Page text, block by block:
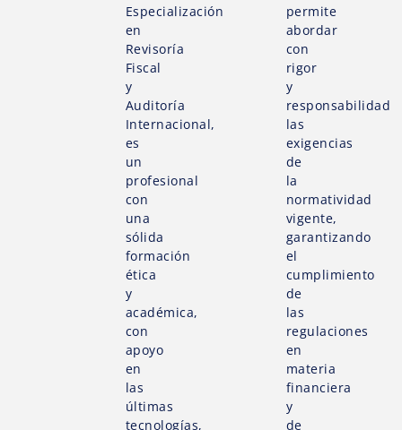
Especialización
en
Revisoría
Fiscal
y
Auditoría
Internacional,
es
un
profesional
con
una
sólida
formación
ética
y
académica,
con
apoyo
en
las
últimas
tecnologías,
permite
abordar
con
rigor
y
responsabilidad
las
exigencias
de
la
normatividad
vigente,
garantizando
el
cumplimiento
de
las
regulaciones
en
materia
financiera
y
de